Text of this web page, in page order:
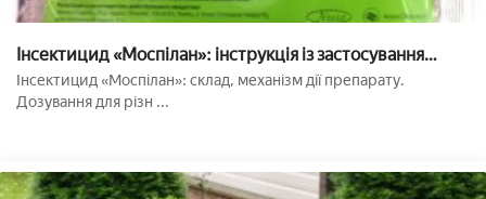
Інсектицид «Моспілан»: інструкція із застосування
препарату
Інсектицид «Моспілан»: склад, механізм дії препарату.
Дозування для різн ...